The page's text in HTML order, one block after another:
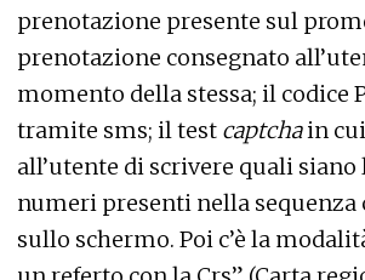
prenotazione presente sul
prenotazione consegnato
momento della stessa; il codice
tramite sms; il test captchain
all’utente di scrivere quali siano
numeri presenti nella sequenza
sullo schermo. Poi c’è la